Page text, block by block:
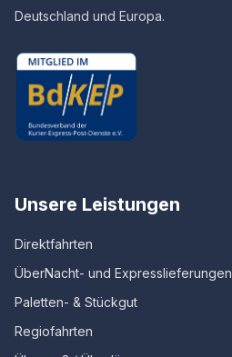
Deutschland und Europa.
Unsere Leistungen
Direktfahrten
ÜberNacht- und Expresslieferungen
Paletten- & Stückgut
Regiofahrten